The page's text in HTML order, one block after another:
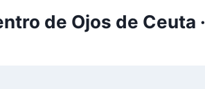
de Ojos de Ceuta ·